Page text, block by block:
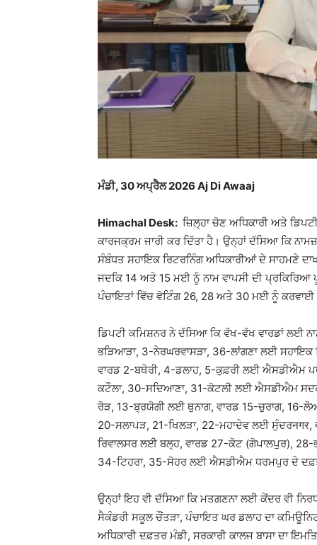
ਮੰਡੀ, 30 ਅਪ੍ਰੈਲ 2026 Aj Di Awaaj
Himachal Desk: ਜ਼ਿਲ੍ਹਾ ਚੋਣ ਅਧਿਕਾਰੀ ਅਤੇ
ਕਾਰਜਕ੍ਰਮ ਜਾਰੀ ਕਰ ਦਿੱਤਾ ਹੈ। ਉਨ੍ਹਾਂ ਦੱਸਿਆ ਕਿ
ਸੰਬੰਧਤ ਸਹਾਇਕ ਰਿਟਰਨਿੰਗ ਅਧਿਕਾਰੀਆਂ ਦੇ ਸਾਹਮਣੇ
ਜਦਕਿ 14 ਅਤੇ 15 ਮਈ ਨੂੰ ਨਾਮ ਵਾਪਸੀ ਦੀ ਪ੍ਰਕਿਰਿਆ
ਪੰਚਾਇਤਾਂ ਵਿੱਚ ਵੋਟਿੰਗ 26, 28 ਅਤੇ 30 ਮਈ ਨੂੰ ਕਰਵਾਈ
ਡਿਪਟੀ ਕਮਿਸ਼ਨਰ ਨੇ ਦੱਸਿਆ ਕਿ ਵੱਖ-ਵੱਖ ਵਾਰਡਾਂ ਲਈ
ਭੜਿਆੜਾ, 3-ਨੇਰਘਰਵਾਸੜਾ, 36-ਲਾਂਗਣਾ ਲਈ
ਵਾਰਡ 2-ਬਥੇਰੀ, 4-ਡਲਾਹ, 5-ਕੁਫ਼ਰੀ ਲਈ ਐਸਡੀਐਮ
ਕਟੌਲਾ, 30-ਸਦਿਆਣਾ, 31-ਕੋਟਲੀ ਲਈ ਐਸਡੀਐਮ ਸਦਰ
ਰੋੜ, 13-ਬ੍ਰਯੋਗੀ ਲਈ ਥੁਨਾਗ, ਵਾਰਡ 15-ਚੁਰਾਗ, 16-
20-ਸਲਾਪੜ, 21-ਖਿਲੜਾ, 22-ਮਹਾਦੇਵ ਲਈ
ਰਿਵਾਲਸਰ ਲਈ ਬਲ੍ਹ, ਵਾਰਡ 27-ਕੋਟ (ਗੋਪਾਲਪੁਰ), 28-
34-ਟਿਹਰਾ, 35-ਸੋਹਰ ਲਈ ਐਸਡੀਐਮ ਧਰਮਪੁਰ ਦੇ
ਉਨ੍ਹਾਂ ਇਹ ਵੀ ਦੱਸਿਆ ਕਿ ਮਤਗਣਨਾ ਲਈ ਕੇਂਦਰ ਵੀ
ਸੈਕੰਡਰੀ ਸਕੂਲ ਚੌਂਤੜਾ, ਪੰਚਾਇਤ ਘਰ ਡਲਾਹ ਦਾ
ਅਧਿਕਾਰੀ ਦਫ਼ਤਰ ਮੰਡੀ, ਸਰਕਾਰੀ ਕਾਲਜ ਬਾਸਾ ਦਾ